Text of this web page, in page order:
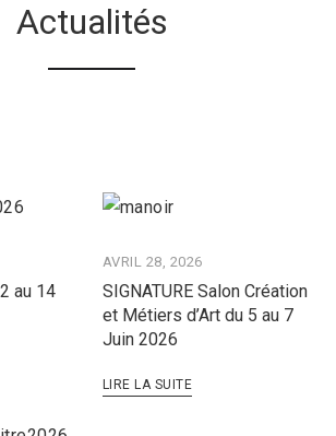
Actualités
au 14
AVRIL 28, 2026
SIGNATURE Salon Création
et Métiers d’Art du 5 au 7
Juin 2026
LIRE LA SUITE